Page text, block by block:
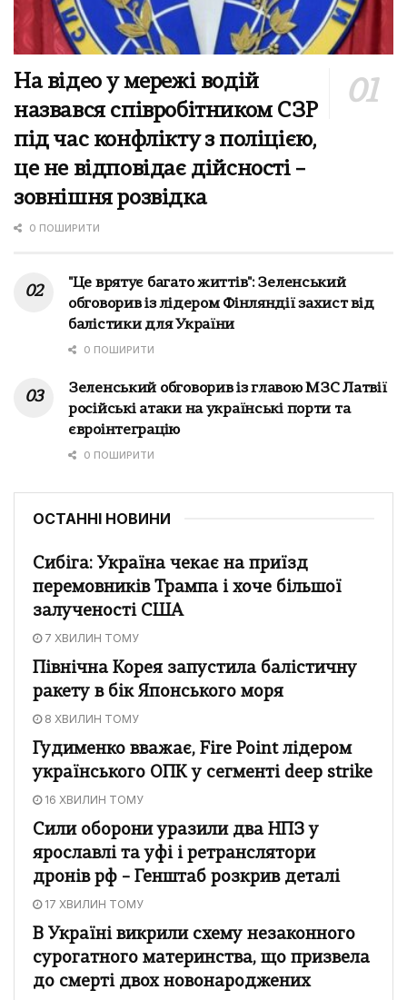
На відео у мережі водій
назвався співробітником СЗР
під час конфлікту з поліцією,
це не відповідає дійсності –
зовнішня розвідка
0 ПОШИРИТИ
"Це врятує багато життів": Зеленський
обговорив із лідером Фінляндії захист від
балістики для України
0 ПОШИРИТИ
Зеленський обговорив із главою МЗС Латвії
російські атаки на українські порти та
євроінтеграцію
0 ПОШИРИТИ
ОСТАННІ НОВИНИ
Сибіга: Україна чекає на приїзд
перемовників Трампа і хоче більшої
залученості США
7 ХВИЛИН ТОМУ
Північна Корея запустила балістичну
ракету в бік Японського моря
8 ХВИЛИН ТОМУ
Гудименко вважає, Fire Point лідером
українського ОПК у сегменті deep strike
16 ХВИЛИН ТОМУ
Сили оборони уразили два НПЗ у
ярославлі та уфі і ретранслятори
дронів рф – Генштаб розкрив деталі
17 ХВИЛИН ТОМУ
В Україні викрили схему незаконного
сурогатного материнства, що призвела
до смерті двох новонароджених